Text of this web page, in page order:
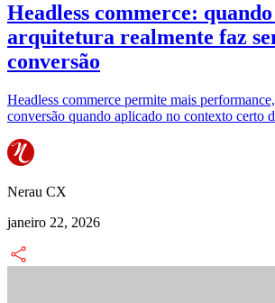
Headless commerce: quando
arquitetura realmente faz
conversão
Headless commerce permite mais
conversão quando aplicado no contexto certo
Nerau CX
janeiro 22, 2026